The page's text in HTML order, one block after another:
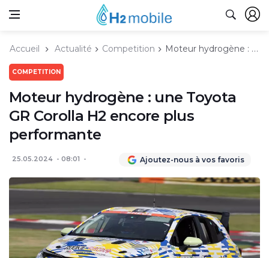
Accueil Actualité Competition Moteur hydrogène : une Toyota GR Corolla H2 encore plus performante
COMPETITION
Moteur hydrogène : une Toyota
GR Corolla H2 encore plus
performante
25.05.2024 08:01 Ajoutez-nous à vos favoris